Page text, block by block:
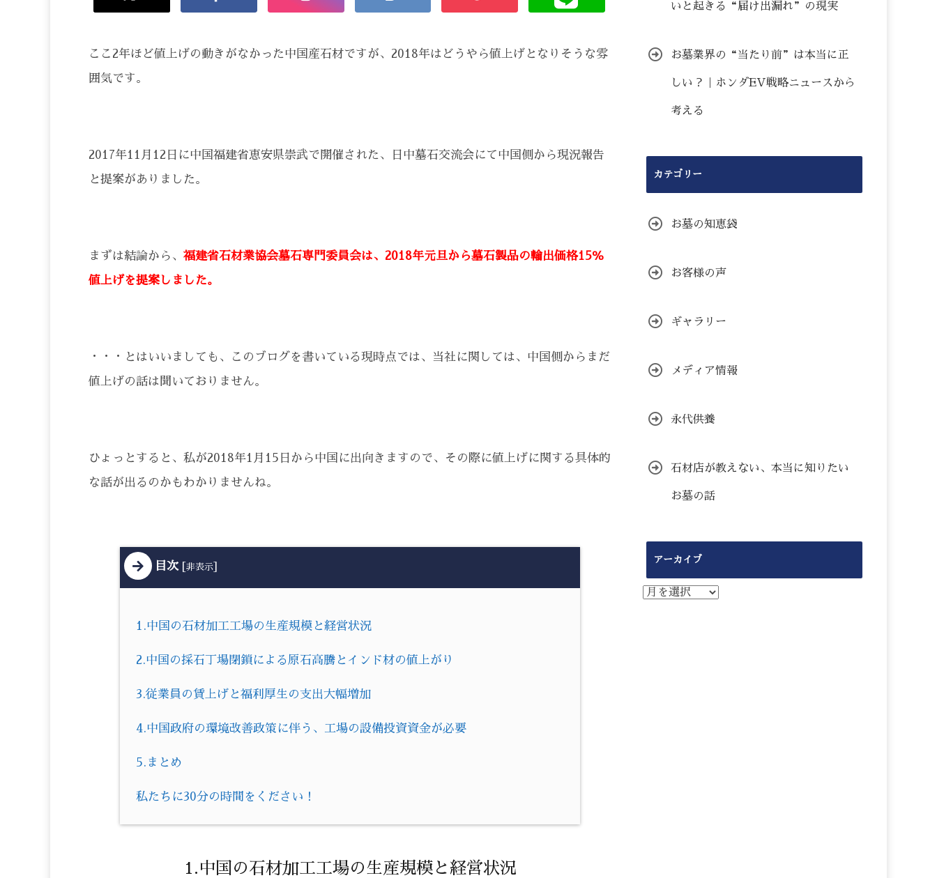
ここ2年ほど値上げの動きがなかった中国産石材ですが、2018年はどうやら値上げとなりそうな雰
囲気です。
2017年11月12日に中国福建省恵安県崇武で開催された、日中墓石交流会にて中国側から現況報告
と提案がありました。
まずは結論から、 福建省石材業協会墓石専門委員会は、2018年元旦から墓石製品の輸出価格15％
値上げを提案しました。
・・・とはいいましても、このブログを書いている現時点では、当社に関しては、中国側からまだ
値上げの話は聞いておりません。
ひょっとすると、私が2018年1月15日から中国に出向きますので、その際に値上げに関する具体的
な話が出るのかもわかりませんね。
目次 非表示
1.中国の石材加工工場の生産規模と経営状況
2.中国の採石丁場閉鎖による原石高騰とインド材の値上がり
3.従業員の賃上げと福利厚生の支出大幅増加
4.中国政府の環境改善政策に伴う、工場の設備投資資金が必要
5.まとめ
私たちに30分の時間をください！
1.中国の石材加工工場の生産規模と経営状況
いと起きる“届け出漏れ”の現実
お墓業界の“当たり前”は本当に正
しい？｜ホンダEV戦略ニュースから
考える
カテゴリー
お墓の知恵袋
お客様の声
ギャラリー
メディア情報
永代供養
石材店が教えない、本当に知りたい
お墓の話
アーカイブ
ア
ー